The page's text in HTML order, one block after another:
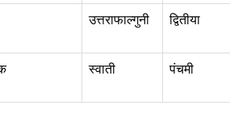
उत्तराफाल्गुनी द्वितीया
स्वाती पंचमी